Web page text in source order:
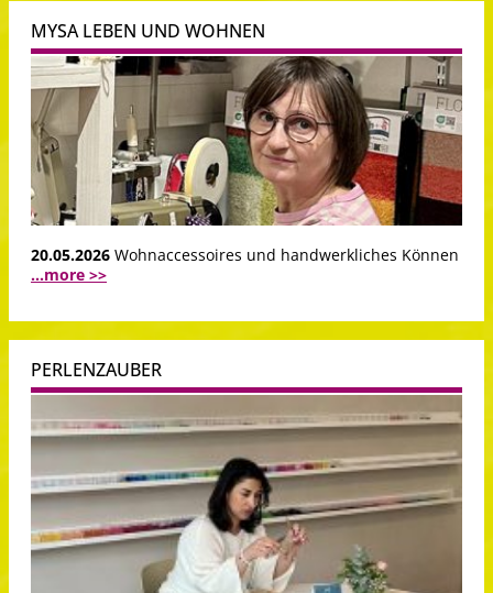
MYSA LEBEN UND WOHNEN
20.05.2026 Wohnaccessoires und handwerkliches Können
...more >>
PERLENZAUBER